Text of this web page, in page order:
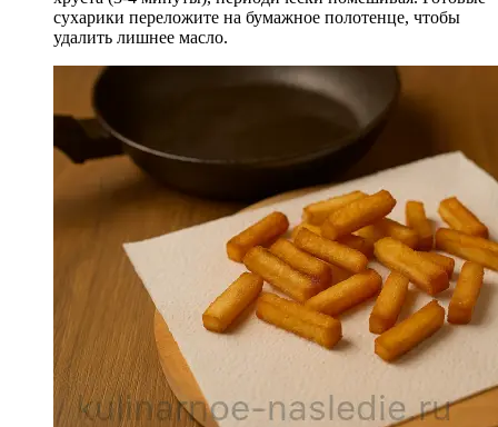
сухарики переложите на бумажное полотенце, чтобы
удалить лишнее масло.